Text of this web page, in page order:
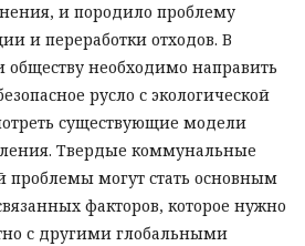
и породило проблему
и переработки отходов. В
необходимо направить
русло с экологической
существующие модели
Твердые коммунальные
проблемы могут стать основным
факторов, которое нужно
с другими глобальными